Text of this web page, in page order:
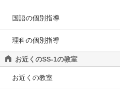
国語の個別指導
理科の個別指導
お近くのSS-1の教室
お近くの教室